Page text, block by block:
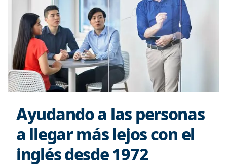
Ayudando a las personas
a llegar más lejos con el
inglés desde 1972